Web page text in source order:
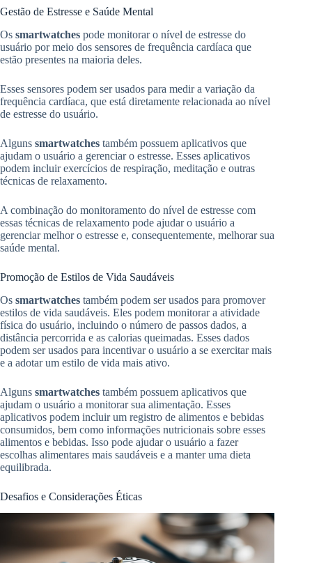
Gestão de Estresse e Saúde Mental
Os smartwatches pode monitorar o nível de estresse do
usuário por meio dos sensores de frequência cardíaca que
estão presentes na maioria deles.
Esses sensores podem ser usados para medir a variação da
frequência cardíaca, que está diretamente relacionada ao nível
de estresse do usuário.
Alguns smartwatches também possuem aplicativos que
ajudam o usuário a gerenciar o estresse. Esses aplicativos
podem incluir exercícios de respiração, meditação e outras
técnicas de relaxamento.
A combinação do monitoramento do nível de estresse com
essas técnicas de relaxamento pode ajudar o usuário a
gerenciar melhor o estresse e, consequentemente, melhorar sua
saúde mental.
Promoção de Estilos de Vida Saudáveis
Os smartwatches também podem ser usados para promover
estilos de vida saudáveis. Eles podem monitorar a atividade
física do usuário, incluindo o número de passos dados, a
distância percorrida e as calorias queimadas. Esses dados
podem ser usados para incentivar o usuário a se exercitar mais
e a adotar um estilo de vida mais ativo.
Alguns smartwatches também possuem aplicativos que
ajudam o usuário a monitorar sua alimentação. Esses
aplicativos podem incluir um registro de alimentos e bebidas
consumidos, bem como informações nutricionais sobre esses
alimentos e bebidas. Isso pode ajudar o usuário a fazer
escolhas alimentares mais saudáveis e a manter uma dieta
equilibrada.
Desafios e Considerações Éticas